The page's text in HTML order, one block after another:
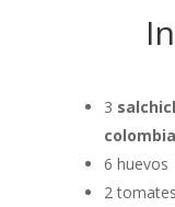
3
6 huevos
2 tomates